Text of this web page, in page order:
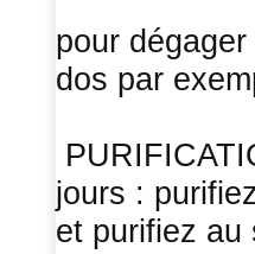
pour
dos par
jours :
et purifiez au